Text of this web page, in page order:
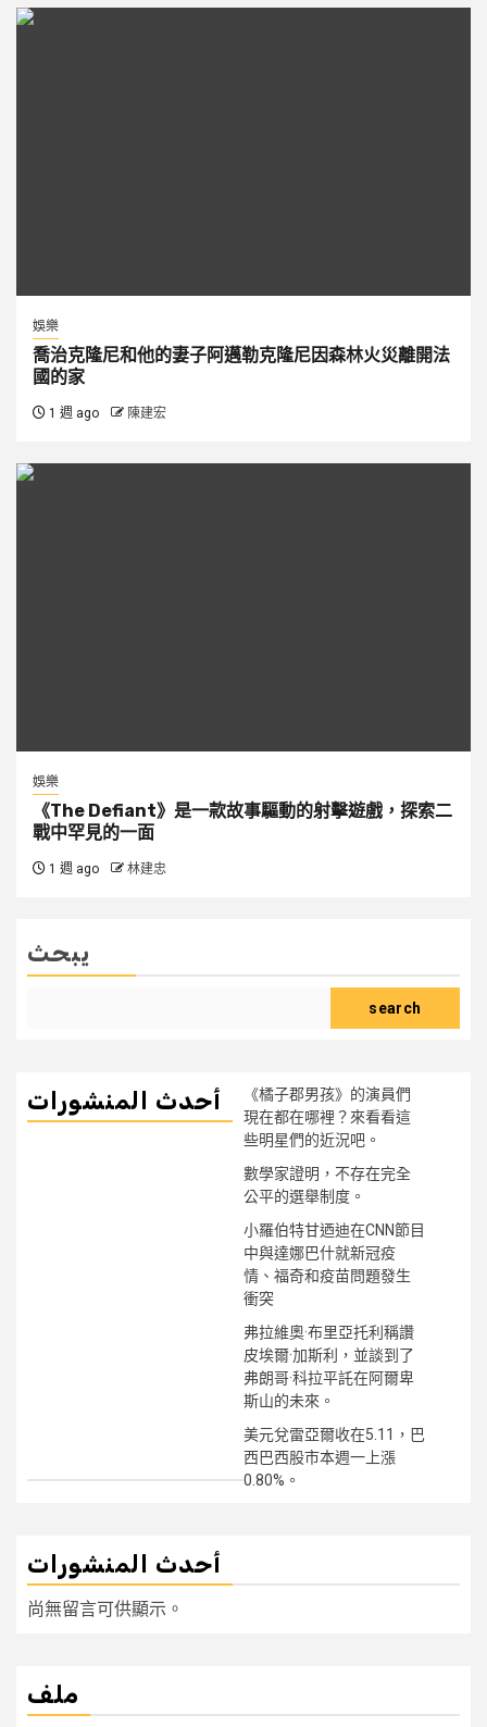
娛樂
喬治克隆尼和他的妻子阿邁勒克隆尼因森林火災離開法
國的家
1 週 ago 陳建宏
娛樂
《The Defiant》是一款故事驅動的射擊遊戲，探索二
戰中罕見的一面
1 週 ago 林建忠
يبحث
search
أحدث المنشورات
《橘子郡男孩》的演員們
現在都在哪裡？來看看這
些明星們的近況吧。
數學家證明，不存在完全
公平的選舉制度。
小羅伯特甘迺迪在CNN節目
中與達娜巴什就新冠疫
情、福奇和疫苗問題發生
衝突
弗拉維奧·布里亞托利稱讚
皮埃爾·加斯利，並談到了
弗朗哥·科拉平託在阿爾卑
斯山的未來。
美元兌雷亞爾收在5.11，巴
西巴西股市本週一上漲
0.80%。
أحدث المنشورات
尚無留言可供顯示。
ملف